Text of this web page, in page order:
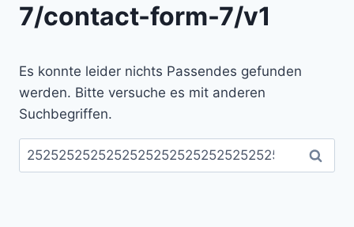
7/contact-form-7/v1
Es konnte leider nichts Passendes gefunden
werden. Bitte versuche es mit anderen
Suchbegriffen.
Suchen
nach: